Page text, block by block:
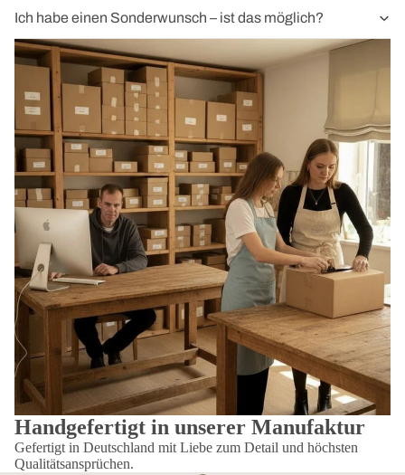
Ich habe einen Sonderwunsch – ist das möglich?
Handgefertigt in unserer Manufaktur
Gefertigt in Deutschland mit Liebe zum Detail und höchsten
Qualitätsansprüchen.